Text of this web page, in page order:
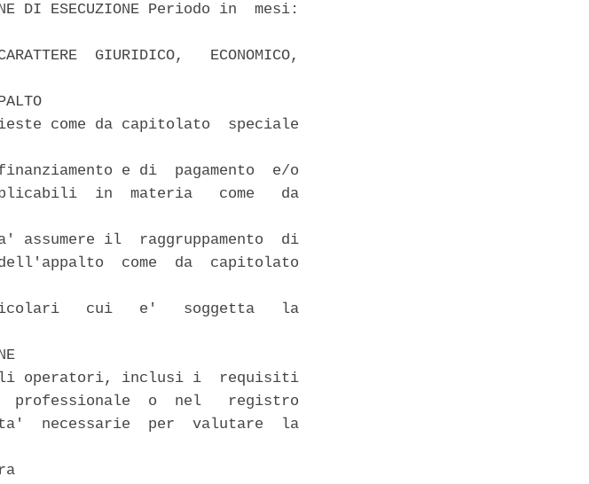
DI ESECUZIONE Periodo in  mesi:
GIURIDICO,   ECONOMICO,
come da capitolato  speciale
e di  pagamento  e/o
in  materia   come   da
assumere il  raggruppamento  di
come  da  capitolato
cui   e'   soggetta   la
operatori, inclusi i  requisiti
o  nel   registro
necessarie  per  valutare  la